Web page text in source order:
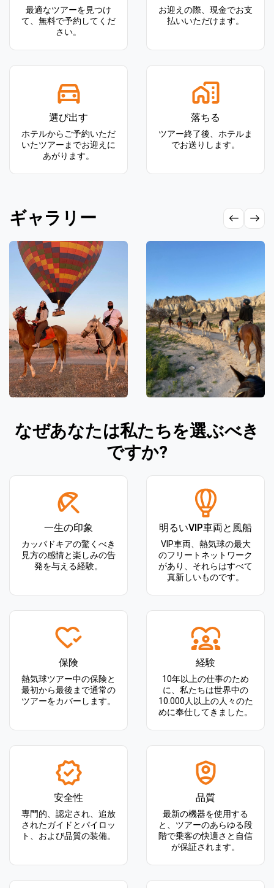
最適なツアーを見つけ
て、無料で予約してくだ
さい。
お迎えの際、現金でお支
払いいただけます。
選び出す
ホテルからご予約いただ
いたツアーまでお迎えに
あがります。
落ちる
ツアー終了後、ホテルま
でお送りします。
ギャラリー
なぜあなたは私たちを選ぶべき
ですか?
一生の印象
カッパドキアの驚くべき
見方の感情と楽しみの告
発を与える経験。
明るいVIP車両と風船
VIP車両、熱気球の最大
のフリートネットワーク
があり、それらはすべて
真新しいものです。
保険
熱気球ツアー中の保険と
最初から最後まで通常の
ツアーをカバーします。
経験
10年以上の仕事のため
に、私たちは世界中の
10.000人以上の人々のた
めに奉仕してきました。
安全性
専門的、認定され、追放
されたガイドとパイロッ
ト、および品質の装備。
品質
最新の機器を使用する
と、ツアーのあらゆる段
階で乗客の快適さと自信
が保証されます。